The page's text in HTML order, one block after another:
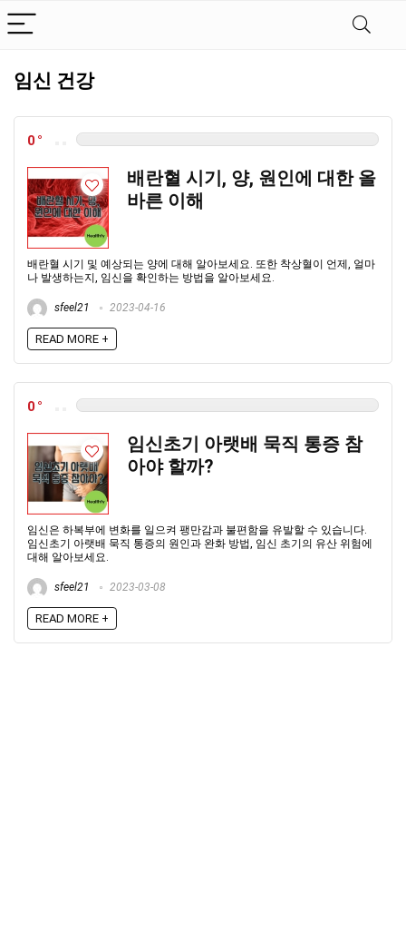
임신 건강
0
배란혈 시기, 양, 원인에 대한 올
바른 이해
배란혈 시기 및 예상되는 양에 대해 알아보세요. 또한 착상혈이 언제, 얼마
나 발생하는지, 임신을 확인하는 방법을 알아보세요.
sfeel21 2023-04-16
READ MORE +
0
임신초기 아랫배 묵직 통증 참
아야 할까?
임신은 하복부에 변화를 일으켜 팽만감과 불편함을 유발할 수 있습니다.
임신초기 아랫배 묵직 통증의 원인과 완화 방법, 임신 초기의 유산 위험에
대해 알아보세요.
sfeel21 2023-03-08
READ MORE +